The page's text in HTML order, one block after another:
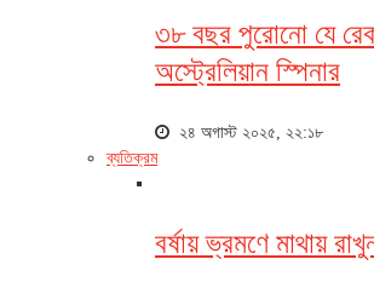
৩৮ বছর পুরোনো যে
অস্ট্রেলিয়ান স্পিনার
২৪ অগাস্ট ২০২৫, ২২:১৮
ব্যতিক্রম
বর্ষায় ভ্রমণে মাথায়